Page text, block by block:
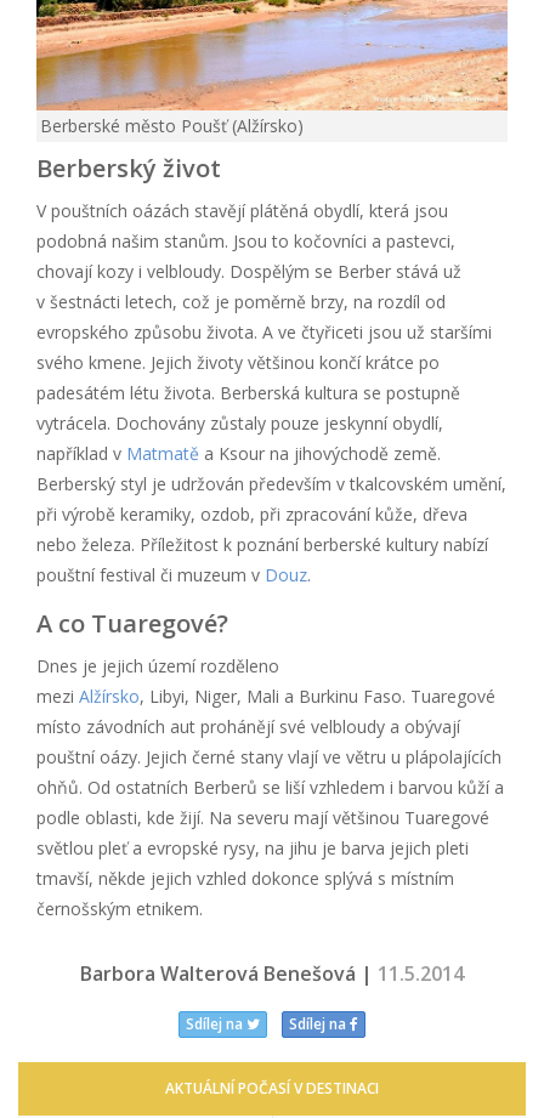
Berberské město Poušť (Alžírsko)
Berberský život
V pouštních oázách stavějí plátěná obydlí, která jsou
podobná našim stanům. Jsou to kočovníci a pastevci,
chovají kozy i velbloudy. Dospělým se Berber stává už
v šestnácti letech, což je poměrně brzy, na rozdíl od
evropského způsobu života. A ve čtyřiceti jsou už staršími
svého kmene. Jejich životy většinou končí krátce po
padesátém létu života. Berberská kultura se postupně
vytrácela. Dochovány zůstaly pouze jeskynní obydlí,
například v Matmatě a Ksour na jihovýchodě země.
Berberský styl je udržován především v tkalcovském umění,
při výrobě keramiky, ozdob, při zpracování kůže, dřeva
nebo železa. Příležitost k poznání berberské kultury nabízí
pouštní festival či muzeum v Douz.
A co Tuaregové?
Dnes je jejich území rozděleno
mezi Alžírsko, Libyi, Niger, Mali a Burkinu Faso. Tuaregové
místo závodních aut prohánějí své velbloudy a obývají
pouštní oázy. Jejich černé stany vlají ve větru u plápolajících
ohňů. Od ostatních Berberů se liší vzhledem i barvou kůží a
podle oblasti, kde žijí. Na severu mají většinou Tuaregové
světlou pleť a evropské rysy, na jihu je barva jejich pleti
tmavší, někde jejich vzhled dokonce splývá s místním
černošským etnikem.
Barbora Walterová Benešová | 11.5.2014
Sdílej na Sdílej na
AKTUÁLNÍ POČASÍ V DESTINACI